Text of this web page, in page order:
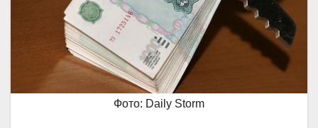
Фото: Daily Storm